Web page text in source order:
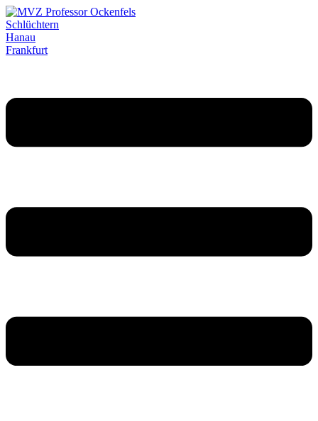
Schlüchtern
Hanau
Frankfurt